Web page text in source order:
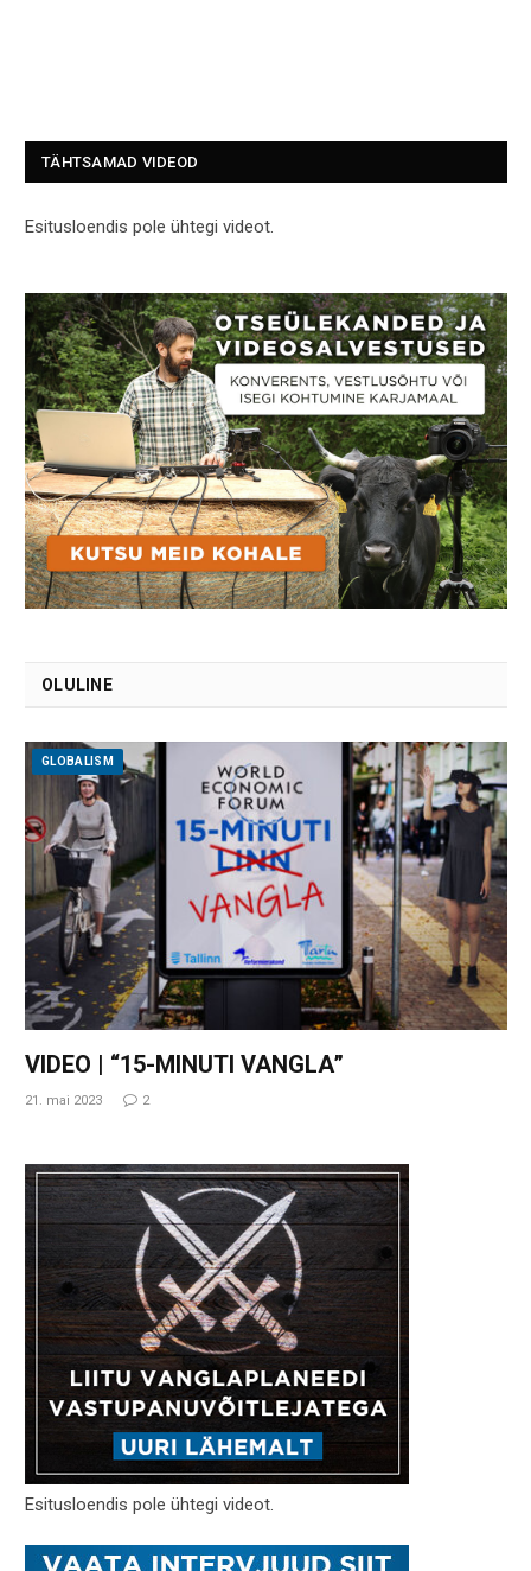
TÄHTSAMAD VIDEOD
Esitusloendis pole ühtegi videot.
OLULINE
GLOBALISM
VIDEO | “15-MINUTI VANGLA”
21. mai 2023 2
Esitusloendis pole ühtegi videot.